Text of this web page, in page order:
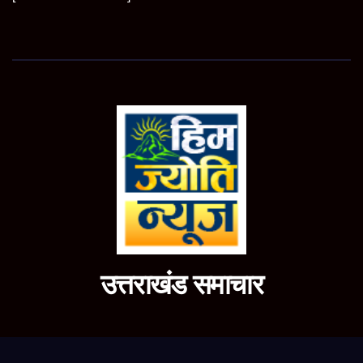
उत्तराखंड समाचार